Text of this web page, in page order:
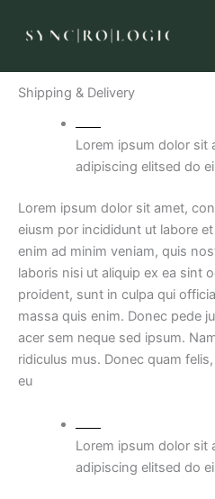
Shipping & Delivery
Lorem ipsum dolor sit
adipiscing elitsed do
Lorem ipsum dolor sit amet,
eiusm por incididunt ut labore
enim ad minim veniam, quis
laboris nisi ut aliquip ex ea sint
proident, sunt in culpa qui
massa quis enim. Donec pede
acer sem neque sed ipsum.
ridiculus mus. Donec quam
eu
Lorem ipsum dolor sit
adipiscing elitsed do